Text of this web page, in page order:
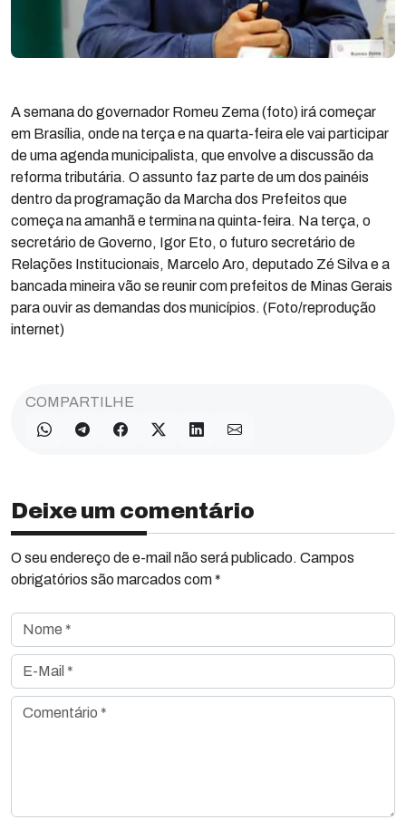
A semana do governador Romeu Zema (foto) irá começar
em Brasília, onde na terça e na quarta-feira ele vai participar
de uma agenda municipalista, que envolve a discussão da
reforma tributária. O assunto faz parte de um dos painéis
dentro da programação da Marcha dos Prefeitos que
começa na amanhã e termina na quinta-feira. Na terça, o
secretário de Governo, Igor Eto, o futuro secretário de
Relações Institucionais, Marcelo Aro, deputado Zé Silva e a
bancada mineira vão se reunir com prefeitos de Minas Gerais
para ouvir as demandas dos municípios. (Foto/reprodução
internet)
COMPARTILHE
Deixe um comentário
O seu endereço de e-mail não será publicado. Campos
obrigatórios são marcados com *
Nome *
E-Mail *
Comentário *